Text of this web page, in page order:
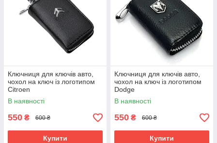
Ключниця для ключів авто,
чохол на ключ із логотипом
Citroen
В наявності
550 ₴ 600 ₴
Купити
Ключниця для ключів авто,
чохол на ключ із логотипом
Dodge
В наявності
550 ₴ 600 ₴
Купити